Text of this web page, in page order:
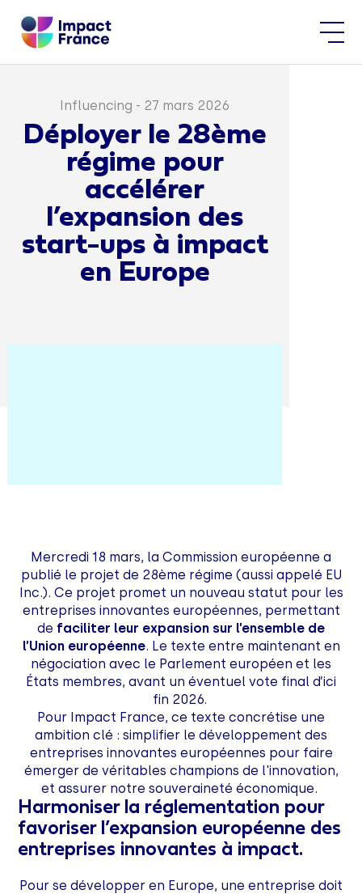
Influencing - 27 mars 2026
Déployer le 28ème
régime pour
accélérer
l’expansion des
start-ups à impact
en Europe
Mercredi 18 mars, la Commission européenne a
publié le projet de 28ème régime (aussi appelé EU
Inc.). Ce projet promet un nouveau statut pour les
entreprises innovantes européennes, permettant
de faciliter leur expansion sur l’ensemble de
l’Union européenne. Le texte entre maintenant en
négociation avec le Parlement européen et les
États membres, avant un éventuel vote final d’ici
fin 2026.
Pour Impact France, ce texte concrétise une
ambition clé : simplifier le développement des
entreprises innovantes européennes pour faire
émerger de véritables champions de l'innovation,
et assurer notre souveraineté économique.
Harmoniser la réglementation pour
favoriser l’expansion européenne des
entreprises innovantes à impact.
Pour se développer en Europe, une entreprise doit